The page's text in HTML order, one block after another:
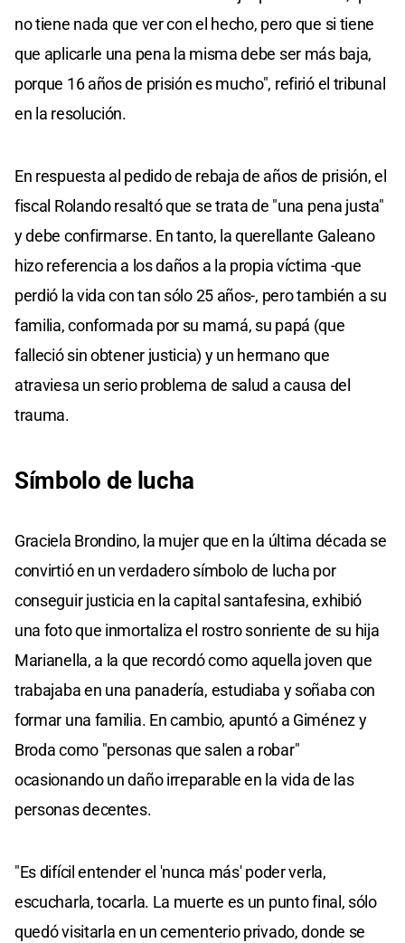
no tiene nada que ver con el hecho, pero que si tiene
que aplicarle una pena la misma debe ser más baja,
porque 16 años de prisión es mucho", refirió el tribunal
en la resolución.
En respuesta al pedido de rebaja de años de prisión, el
fiscal Rolando resaltó que se trata de "una pena justa"
y debe confirmarse. En tanto, la querellante Galeano
hizo referencia a los daños a la propia víctima -que
perdió la vida con tan sólo 25 años-, pero también a su
familia, conformada por su mamá, su papá (que
falleció sin obtener justicia) y un hermano que
atraviesa un serio problema de salud a causa del
trauma.
Símbolo de lucha
Graciela Brondino, la mujer que en la última década se
convirtió en un verdadero símbolo de lucha por
conseguir justicia en la capital santafesina, exhibió
una foto que inmortaliza el rostro sonriente de su hija
Marianella, a la que recordó como aquella joven que
trabajaba en una panadería, estudiaba y soñaba con
formar una familia. En cambio, apuntó a Giménez y
Broda como "personas que salen a robar"
ocasionando un daño irreparable en la vida de las
personas decentes.
"Es difícil entender el 'nunca más' poder verla,
escucharla, tocarla. La muerte es un punto final, sólo
quedó visitarla en un cementerio privado, donde se